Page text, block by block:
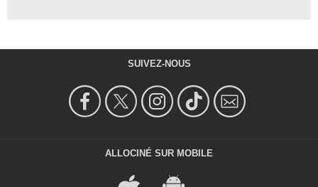
SUIVEZ-NOUS
ALLOCINÉ SUR MOBILE